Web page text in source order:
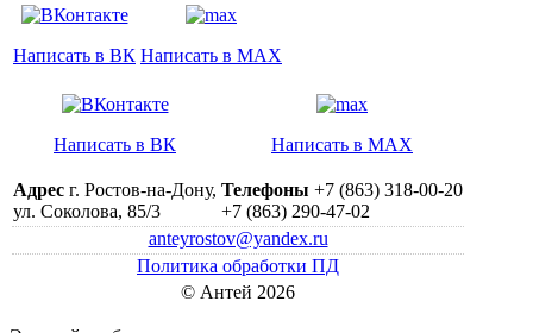
Написать в ВК Написать в MAX
Написать в ВК Написать в MAX
Адрес г. Ростов-на-Дону,
ул. Соколова, 85/3
Телефоны +7 (863) 318-00-20
+7 (863) 290-47-02
anteyrostov@yandex.ru
Политика обработки ПД
© Антей 2026